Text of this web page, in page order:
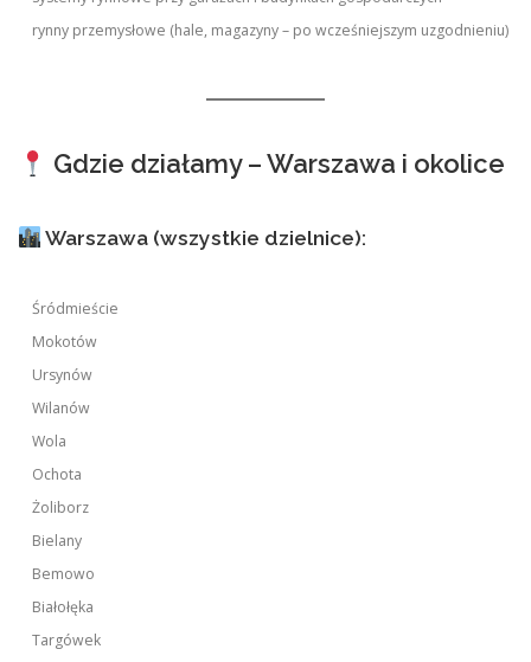
rynny przemysłowe (hale, magazyny – po wcześniejszym uzgodnieniu)
Gdzie działamy – Warszawa i okolice
Warszawa (wszystkie dzielnice):
Śródmieście
Mokotów
Ursynów
Wilanów
Wola
Ochota
Żoliborz
Bielany
Bemowo
Białołęka
Targówek